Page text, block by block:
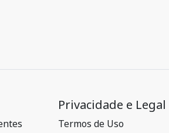
Privacidade e Legal
Termos de Uso